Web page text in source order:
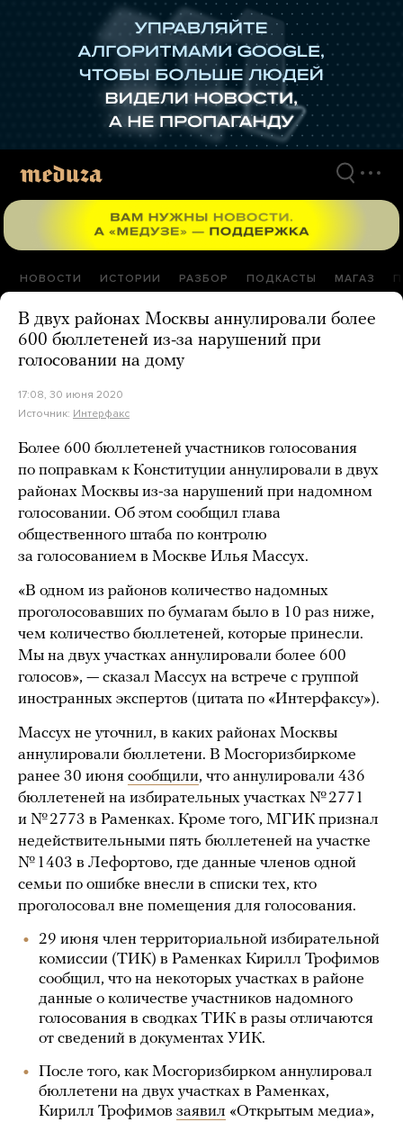
НОВОСТИ ИСТОРИИ РАЗБОР ПОДКАСТЫ МАГАЗ
В двух районах Москвы аннулировали более
600 бюллетеней из-за нарушений при
голосовании на дому
17:08, 30 июня 2020
Источник: Интерфакс
Более 600 бюллетеней участников голосования
по поправкам к Конституции аннулировали в двух
районах Москвы из-за нарушений при надомном
голосовании. Об этом сообщил глава
общественного штаба по контролю
за голосованием в Москве Илья Массух.
«В одном из районов количество надомных
проголосовавших по бумагам было в 10 раз ниже,
чем количество бюллетеней, которые принесли.
Мы на двух участках аннулировали более 600
голосов», — сказал Массух на встрече с группой
иностранных экспертов (цитата по «Интерфаксу»).
Массух не уточнил, в каких районах Москвы
аннулировали бюллетени. В Мосгоризбиркоме
ранее 30 июня сообщили, что аннулировали 436
бюллетеней на избирательных участках № 2771
и № 2773 в Раменках. Кроме того, МГИК признал
недействительными пять бюллетеней на участке
№ 1403 в Лефортово, где данные членов одной
семьи по ошибке внесли в списки тех, кто
проголосовал вне помещения для голосования.
29 июня член территориальной избирательной
комиссии (ТИК) в Раменках Кирилл Трофимов
сообщил, что на некоторых участках в районе
данные о количестве участников надомного
голосования в сводках ТИК в разы отличаются
от сведений в документах УИК.
После того, как Мосгоризбирком аннулировал
бюллетени на двух участках в Раменках,
Кирилл Трофимов заявил «Открытым медиа»,